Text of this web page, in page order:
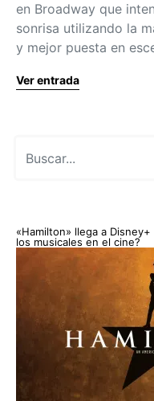
en Broadway que
sonrisa utilizando la
y mejor puesta en
Ver entrada
«Hamilton» llega a
los musicales en el cine?